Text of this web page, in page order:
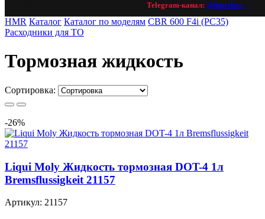
Telegram-канал:@hmrshop_ru👈
HMR Каталог Каталог по моделям CBR 600 F4i (PC35)
Расходники для ТО
Тормозная жидкость
Сортировка:
-26%
Liqui Moly Жидкость тормозная DOT-4 1л
Bremsflussigkeit 21157
Артикул: 21157